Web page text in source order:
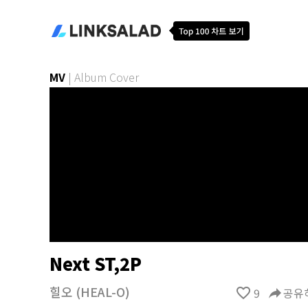
MV | Album Cover
Next ST,2P
힐오 (HEAL-O) favorite_border 9 reply공유